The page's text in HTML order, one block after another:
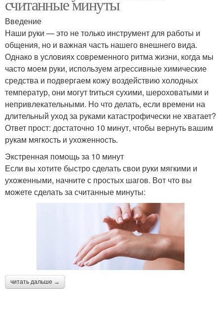
Введение
Наши руки — это не только инструмент для работы и
общения, но и важная часть нашего внешнего вида.
Однако в условиях современного ритма жизни, когда мы
часто моем руки, используем агрессивные химические
средства и подвергаем кожу воздействию холодных
температур, они могут trиться сухими, шероховатыми и
непривлекательными. Но что делать, если времени на
длительный уход за руками катастрофически не хватает?
Ответ прост: достаточно 10 минут, чтобы вернуть вашим
рукам мягкость и ухоженность.
Экстренная помощь за 10 минут
Если вы хотите быстро сделать свои руки мягкими и
ухоженными, начните с простых шагов. Вот что вы
можете сделать за считанные минуты:
читать дальше →